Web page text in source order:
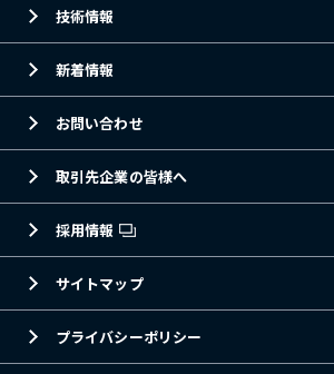
技術情報
新着情報
お問い合わせ
取引先企業の皆様へ
採用情報
サイトマップ
プライバシーポリシー